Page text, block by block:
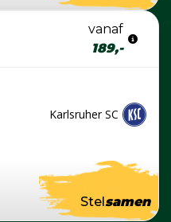
vanaf
189,-
Karlsruher SC
Stelsamen